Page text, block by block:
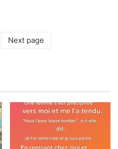
Next page